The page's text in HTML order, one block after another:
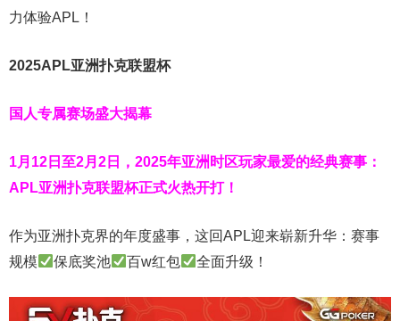
力体验APL！
2025APL亚洲扑克联盟杯
国人专属赛场盛大揭幕
1月12日至2月2日，2025年亚洲时区玩家最爱的经典赛事：
APL亚洲扑克联盟杯正式火热开打！
作为亚洲扑克界的年度盛事，这回APL迎来崭新升华：赛事
规模
保底奖池 百w红包 全面升级！